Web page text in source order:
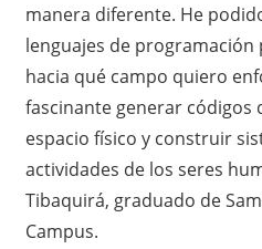
manera diferente. He
lenguajes de
hacia qué campo quiero
fascinante generar códigos
espacio físico y construir
actividades de los seres
Tibaquirá, graduado de
Campus.